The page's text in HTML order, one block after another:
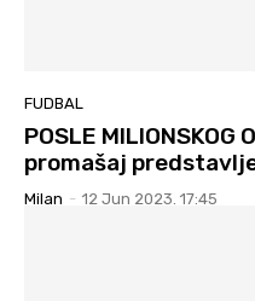
FUDBAL
POSLE
promašaj
Milan - 12 Jun 2023. 17:45